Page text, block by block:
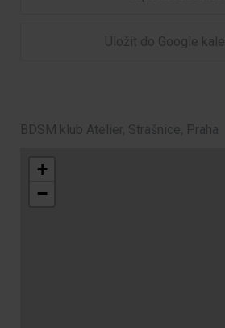
Uložit do Google
BDSM klub Atelier, Strašnice, Praha
+
−